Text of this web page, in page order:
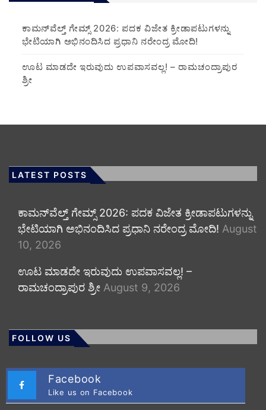
ಕಾಮನ್‌ವೆಲ್ತ್ ಗೇಮ್ಸ್ 2026: ಪದಕ ವಿಜೇತ ಕ್ರೀಡಾಪಟುಗಳನ್ನು
ಭೇಟಿಯಾಗಿ ಅಭಿನಂದಿಸಿದ ಪ್ರಧಾನಿ ನರೇಂದ್ರ ಮೋದಿ!
ಊಟ ಮಾಡದೇ ಇರುವುದು ಉಪವಾಸವಲ್ಲ! – ರಾಮಚಂದ್ರಾಪುರ
ಶ್ರೀ
LATEST POSTS
ಕಾಮನ್‌ವೆಲ್ತ್ ಗೇಮ್ಸ್ 2026: ಪದಕ ವಿಜೇತ ಕ್ರೀಡಾಪಟುಗಳನ್ನು
ಭೇಟಿಯಾಗಿ ಅಭಿನಂದಿಸಿದ ಪ್ರಧಾನಿ ನರೇಂದ್ರ ಮೋದಿ! August
10, 2026
ಊಟ ಮಾಡದೇ ಇರುವುದು ಉಪವಾಸವಲ್ಲ! –
ರಾಮಚಂದ್ರಾಪುರ ಶ್ರೀ August 9, 2026
FOLLOW US
Facebook
Like us on Facebook